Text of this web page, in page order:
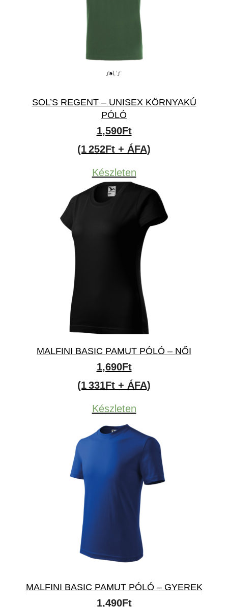
SOL’S REGENT – UNISEX KÖRNYAKÚ
PÓLÓ
1,590Ft
(1 252Ft + ÁFA)
Készleten
MALFINI BASIC PAMUT PÓLÓ – NŐI
1,690Ft
(1 331Ft + ÁFA)
Készleten
MALFINI BASIC PAMUT PÓLÓ – GYEREK
1,490Ft